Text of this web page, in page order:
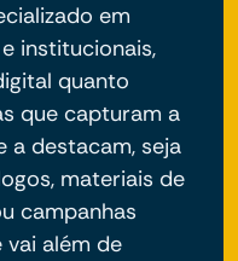
em
institucionais,
quanto
que capturam a
a destacam, seja
materiais de
campanhas
vai além de